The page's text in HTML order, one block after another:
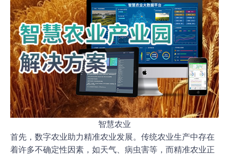
智慧农业
首先，数字农业助力精准农业发展。传统农业生产中存在
着许多不确定性因素，如天气、病虫害等，而精准农业正